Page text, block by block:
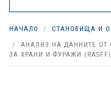
НАЧАЛО
СТАНОВИЩА И
АНАЛИЗ НА ДАННИТЕ ОТ
ЗА ХРАНИ И ФУРАЖИ (RASFF)